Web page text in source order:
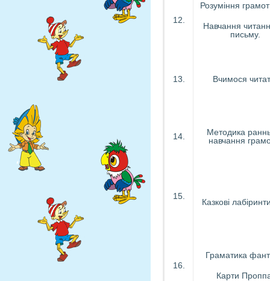
12.
Розуміння
Навчання
письму.
13. Вчимося
14.
Методика
навчання
15.
Казкові
16.
Граматика
Карти